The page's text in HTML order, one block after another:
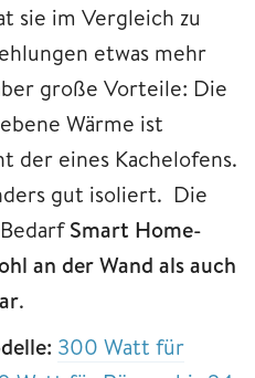
sie im Vergleich zu
etwas mehr
große Vorteile: Die
Wärme ist
der eines Kachelofens.
gut isoliert. Die
Smart Home-
an der Wand als auch
.
300 Watt für